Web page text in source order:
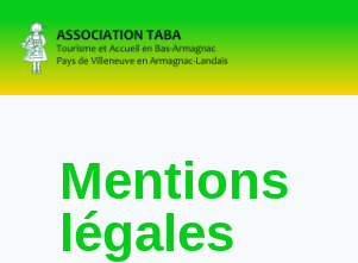
Mentions
légales